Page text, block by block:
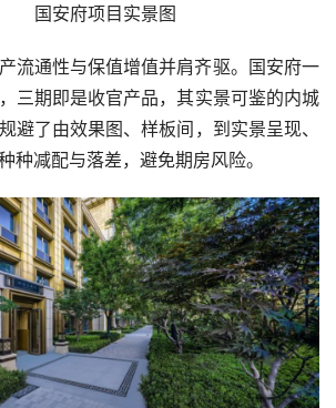
国安府项目实景图
流通性与保值增值并肩齐驱。国安府一
三期即是收官产品，其实景可鉴的内城
避了由效果图、样板间，到实景呈现、
种减配与落差，避免期房风险。